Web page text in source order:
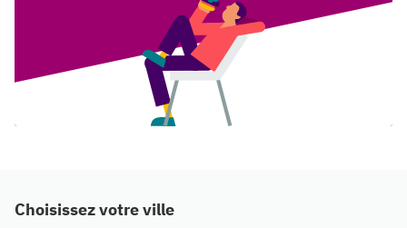
Choisissez votre ville